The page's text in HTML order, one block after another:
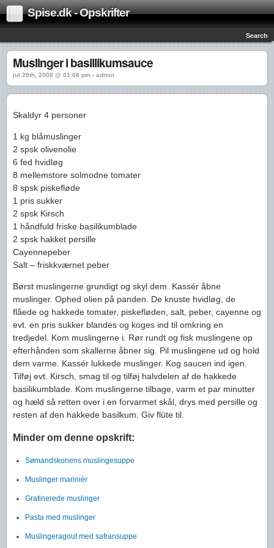
Spise.dk - Opskrifter
Search
Muslinger i basillikumsauce
jul 29th, 2008 @ 01:08 pm › admin
Skaldyr 4 personer
1 kg blåmuslinger
2 spsk olivenolie
6 fed hvidløg
8 mellemstore solmodne tomater
8 spsk piskefløde
1 pris sukker
2 spsk Kirsch
1 håndfuld friske basilikumblade
2 spsk hakket persille
Cayennepeber
Salt – friskkværnet peber
Børst muslingerne grundigt og skyl dem. Kassér åbne
muslinger. Ophed olien på panden. De knuste hvidløg, de
flåede og hakkede tomater, piskefløden, salt, peber, cayenne og
evt. en pris sukker blandes og koges ind til omkring en
tredjedel. Kom muslingerne i. Rør rundt og fisk muslingene op
efterhånden som skallerne åbner sig. Pil muslingene ud og hold
dem varme. Kassér lukkede muslinger. Kog saucen ind igen.
Tilføj evt. Kirsch, smag til og tilføj halvdelen af de hakkede
basilikumblade. Kom muslingerne tilbage, varm et par minutter
og hæld så retten over i en forvarmet skål, drys med persille og
resten af den hakkede basilkum. Giv flüte til.
Minder om denne opskrift:
Sømandskonens muslingesuppe
Muslinger mariniér
Gratinerede muslinger
Pasta med muslinger
Muslingeragout med safransuppe